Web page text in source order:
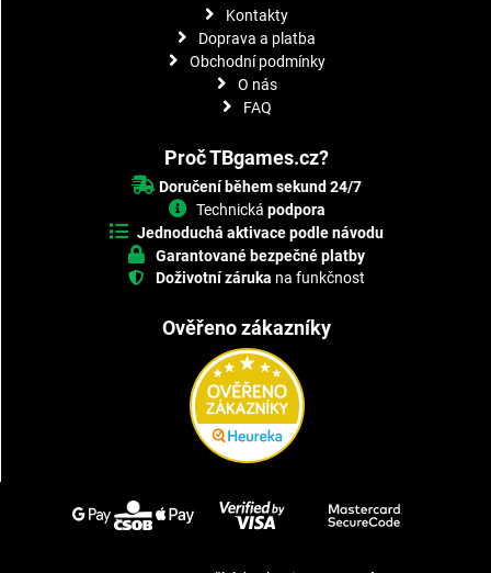
Kontakty
Doprava a platba
Obchodní podmínky
O nás
FAQ
Proč TBgames.cz?
Doručení během sekund 24/7
Technická podpora
Jednoduchá aktivace podle návodu
Garantované bezpečné platby
Doživotní záruka na funkčnost
Ověřeno zákazníky